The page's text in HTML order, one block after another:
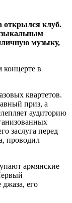
открылся клуб.
музыку,
в
квартетов.
приз, а
аудиторию
заслуга перед
проводил
армянские
его